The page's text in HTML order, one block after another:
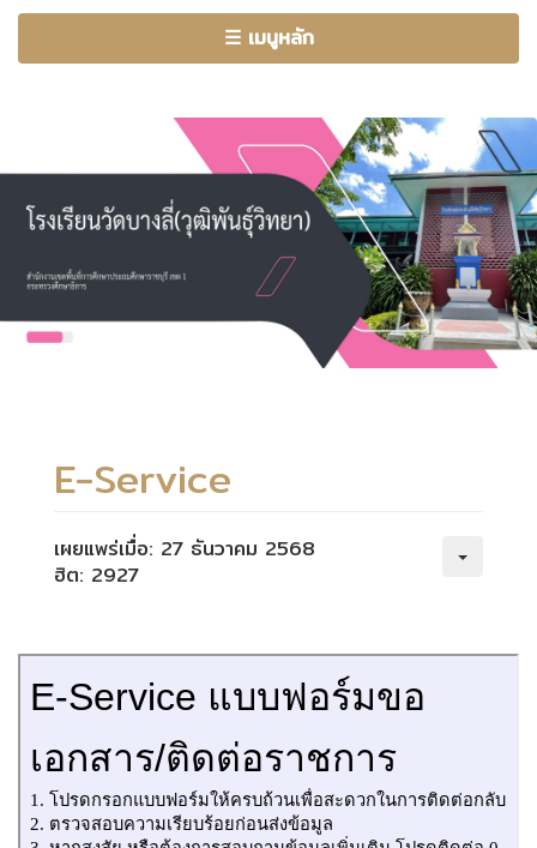
☰ เมนูหลัก
E-Service
เผยแพร่เมื่อ: 27 ธันวาคม 2568
ฮิต: 2927